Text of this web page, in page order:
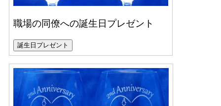
職場の同僚への誕生日プレゼント
誕生日プレゼント